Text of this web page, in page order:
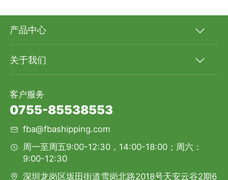
产品中心
关于我们
客户服务
0755-85538553
fba@fbashipping.com
周一至周五9:00-12:30，14:00-18:00；周六：
9:00-12:30
深圳龙岗区坂田街道雪岗北路2018号天安云谷2期6